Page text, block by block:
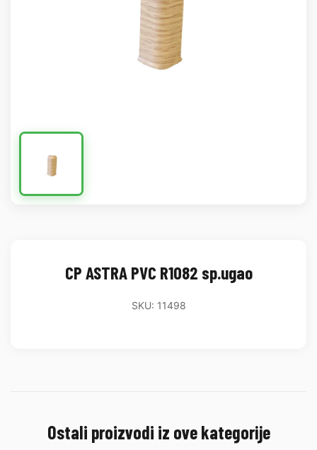
CP ASTRA PVC R1082 sp.ugao
SKU: 11498
Ostali proizvodi iz ove kategorije